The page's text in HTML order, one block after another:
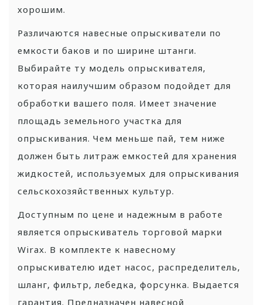
хорошим.
Различаются навесные опрыскиватели по
емкости баков и по ширине штанги.
Выбирайте ту модель опрыскивателя,
которая наилучшим образом подойдет для
обработки вашего поля. Имеет значение
площадь земельного участка для
опрыскивания. Чем меньше пай, тем ниже
должен быть литраж емкостей для хранения
жидкостей, используемых для опрыскивания
сельскохозяйственных культур.
Доступным по цене и надежным в работе
является опрыскиватель торговой марки
Wirax. В комплекте к навесному
опрыскивателю идет насос, распределитель,
шланг, фильтр, лебедка, форсунка. Выдается
гарантия. Предназначен навесной